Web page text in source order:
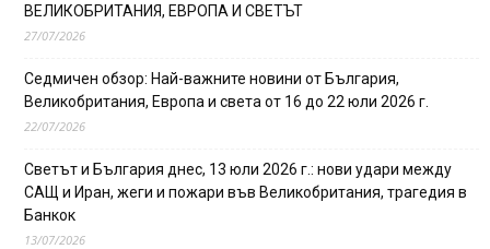
ВЕЛИКОБРИТАНИЯ, ЕВРОПА И СВЕТЪТ
27/07/2026
Седмичен обзор: Най-важните новини от България,
Великобритания, Европа и света от 16 до 22 юли 2026 г.
22/07/2026
Светът и България днес, 13 юли 2026 г.: нови удари между
САЩ и Иран, жеги и пожари във Великобритания, трагедия в
Банкок
13/07/2026